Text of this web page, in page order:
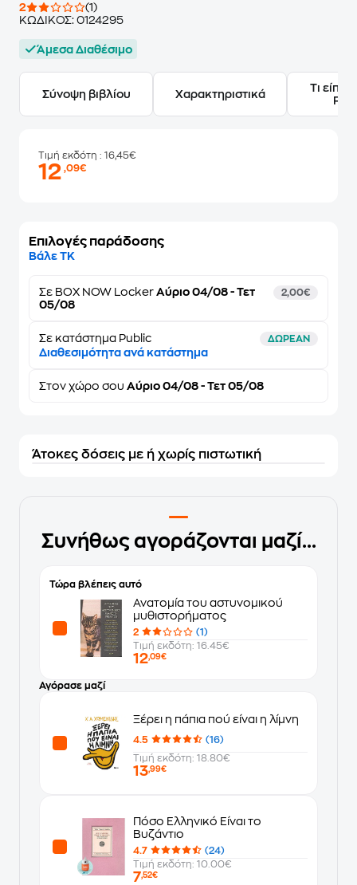
2
(1)
ΚΩΔΙΚΟΣ: 0124295
Άμεσα Διαθέσιμο
Σύνοψη βιβλίου Χαρακτηριστικά
Τι
Τιμή εκδότη : 16,45€
12,09€
Επιλογές παράδοσης
Βάλε ΤΚ
Σε BOX NOW Locker Αύριο 04/08 - Τετ
05/08
2,00€
Σε κατάστημα Public ΔΩΡΕΑΝ
Διαθεσιμότητα ανά κατάστημα
Στον χώρο σου Αύριο 04/08 - Τετ 05/08
Άτοκες δόσεις με ή χωρίς πιστωτική
Συνήθως αγοράζονται μαζί...
Τώρα βλέπεις αυτό
Ανατομία του αστυνομικού
μυθιστορήματος
2
(1)
Τιμή εκδότη: 16.45€
12,09€
Αγόρασε μαζί
Ξέρει η πάπια πού είναι η λίμνη
4.5
(16)
Τιμή εκδότη: 18.80€
13,99€
Πόσο Ελληνικό Είναι το
Βυζάντιο
4.7
(24)
Τιμή εκδότη: 10.00€
7,52€